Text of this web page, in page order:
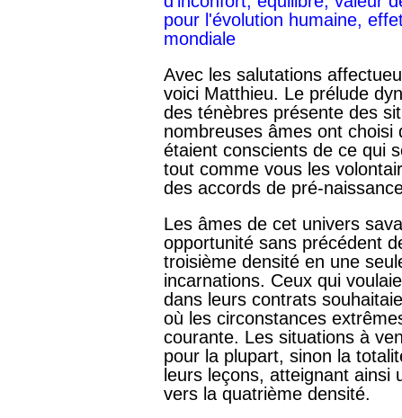
pour l'évolution humaine,
mondiale
Avec les salutations
voici Matthieu. Le prélude
des ténèbres présente des
nombreuses âmes ont
étaient conscients de ce qui
tout comme vous les
des accords de pré-
Les âmes de cet univers
opportunité sans précédent
troisième densité en une
incarnations. Ceux qui
dans leurs contrats
où les circonstances
courante. Les situations à
pour la plupart, sinon la
leurs leçons, atteignant ainsi
vers la quatrième densité.